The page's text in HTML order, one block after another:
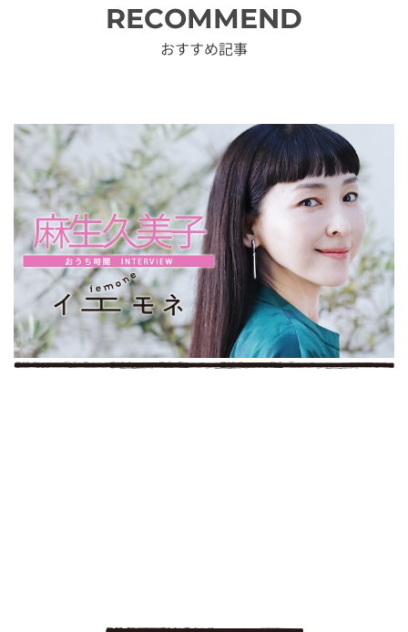
RECOMMEND
おすすめ記事